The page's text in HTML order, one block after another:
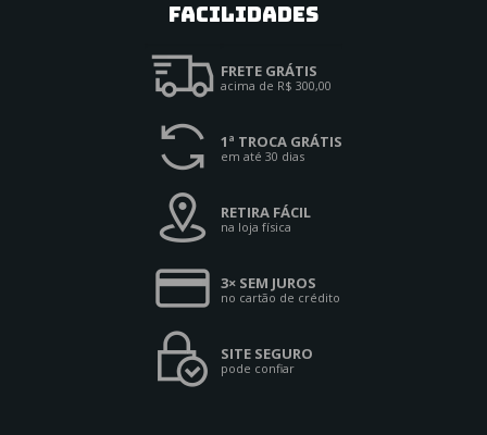
Facilidades
FRETE GRÁTIS
acima de R$ 300,00
1ª TROCA GRÁTIS
em até 30 dias
RETIRA FÁCIL
na loja física
3× SEM JUROS
no cartão de crédito
SITE SEGURO
pode confiar